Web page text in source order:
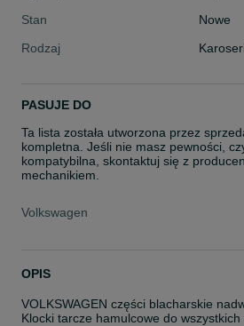
Stan
Nowe
Rodzaj
PASUJE DO
Ta lista została utworzona przez
kompletna. Jeśli nie masz pewności,
kompatybilna, skontaktuj się z
mechanikiem.
Volkswagen
OPIS
VOLKSWAGEN części blacharskie
Klocki tarcze hamulcowe do wszystkich